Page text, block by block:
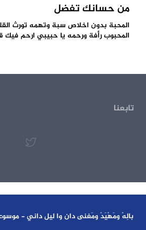
من حسانك تفضل
المحبة بدون اخلاص سبة وتهمه تورث
المحبوب رأفة ورحمه يا حبيبي ارحم
تابعنا
بالِهْ ومَهْيَدْ ومَغنى دان وا ليل داني -